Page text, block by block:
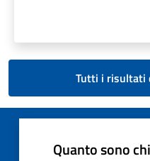
Tutti i risultati
Quanto sono